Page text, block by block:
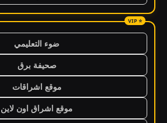
ضوء التعليمي
صحيفة برق
موقع اشراقات
موقع اشراق اون لاين